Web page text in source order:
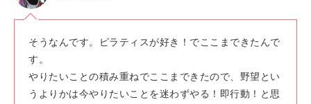
そうなんです。ピラティスが好き！でここまできたんで
す。
やりたいことの積み重ねでここまできたので、野望とい
うよりかは今やりたいことを迷わずやる！即行動！と思